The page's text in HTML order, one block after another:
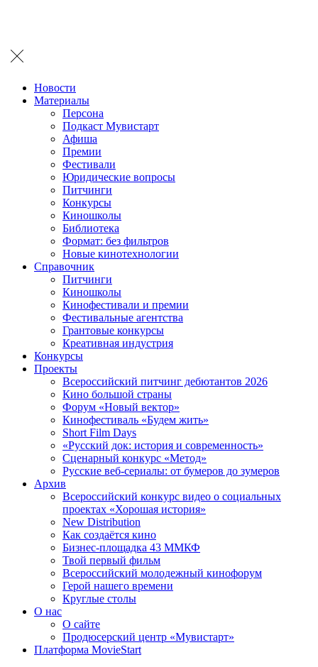
Новости
Материалы
Персона
Подкаст Мувистарт
Афиша
Премии
Фестивали
Юридические вопросы
Питчинги
Конкурсы
Киношколы
Библиотека
Формат: без фильтров
Новые кинотехнологии
Справочник
Питчинги
Киношколы
Кинофестивали и премии
Фестивальные агентства
Грантовые конкурсы
Креативная индустрия
Конкурсы
Проекты
Всероссийский питчинг дебютантов 2026
Кино большой страны
Форум «Новый вектор»
Кинофестиваль «Будем жить»
Short Film Days
«Русский док: история и современность»
Сценарный конкурс «Метод»
Русские веб-сериалы: от бумеров до зумеров
Архив
Всероссийский конкурс видео о социальных
проектах «Хорошая история»
New Distribution
Как создаётся кино
Бизнес-площадка 43 ММКФ
Твой первый фильм
Всероссийский молодежный кинофорум
Герой нашего времени
Круглые столы
О нас
О сайте
Продюсерский центр «Мувистарт»
Платформа MovieStart